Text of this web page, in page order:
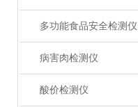
多功能食品安全检测仪
病害肉检测仪
酸价检测仪